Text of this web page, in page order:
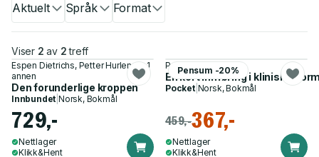
Aktuelt Språk Format
Viser 2 av 2 treff
Espen Dietrichs, Petter Hurlen og 1
annen
Den forunderlige kroppen
Innbundet |Norsk, Bokmål
729,-
Nettlager
Klikk&Hent
Pensum -20%
Petter Hurlen
En kort innføring i klinisk
Pocket| Norsk, Bokmål
459,-367,-
Nettlager
Klikk&Hent